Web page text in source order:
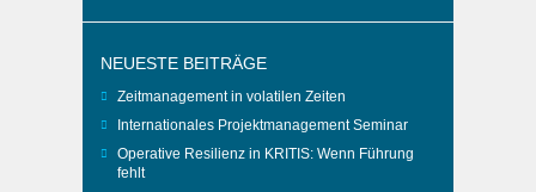
NEUESTE BEITRÄGE
Zeitmanagement in volatilen Zeiten
Internationales Projektmanagement Seminar
Operative Resilienz in KRITIS: Wenn Führung
fehlt